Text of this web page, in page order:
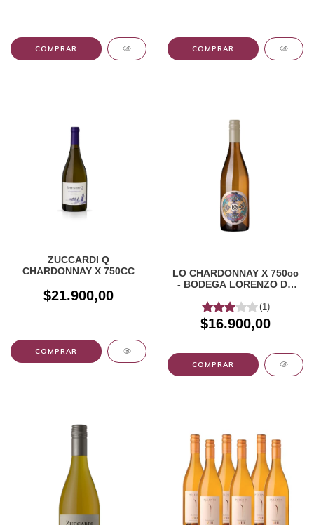
ZUCCARDI Q
CHARDONNAY X 750CC
$21.900,00
LO CHARDONNAY X 750cc
- BODEGA LORENZO DE
(1)
$16.900,00